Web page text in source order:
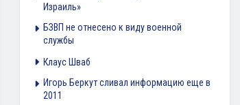
Израиль»
БЗВП не отнесено к виду военной
службы
Клаус Шваб
Игорь Беркут сливал информацию еще в
2011